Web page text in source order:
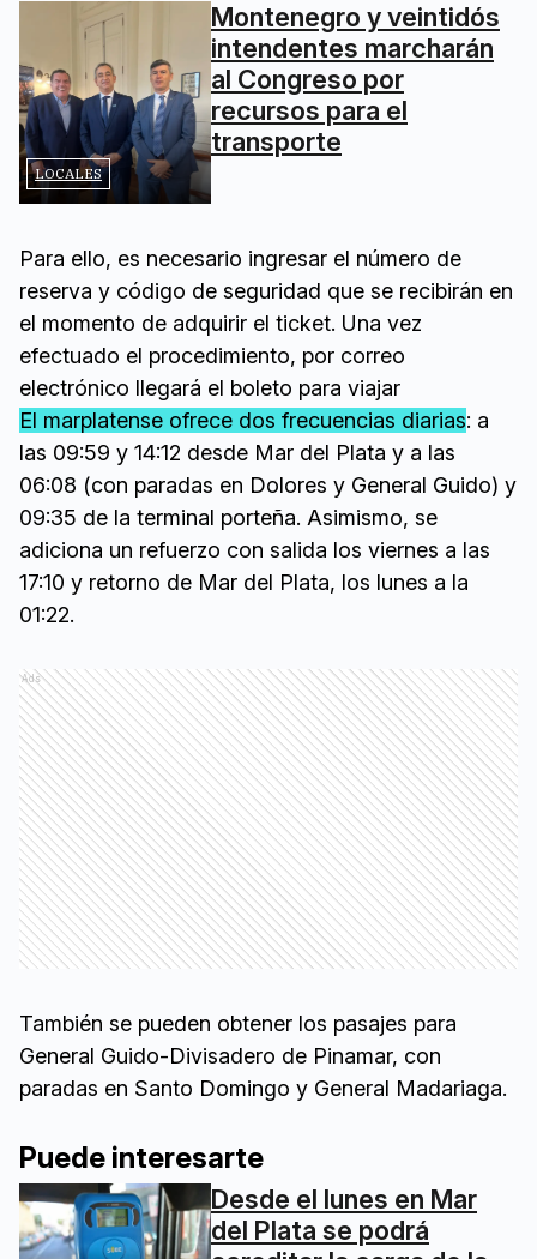
LOCALES
Montenegro y veintidós
intendentes marcharán
al Congreso por
recursos para el
transporte
Para ello, es necesario ingresar el número de
reserva y código de seguridad que se recibirán en
el momento de adquirir el ticket. Una vez
efectuado el procedimiento, por correo
electrónico llegará el boleto para viajar
El marplatense ofrece dos frecuencias diarias: a
las 09:59 y 14:12 desde Mar del Plata y a las
06:08 (con paradas en Dolores y General Guido) y
09:35 de la terminal porteña. Asimismo, se
adiciona un refuerzo con salida los viernes a las
17:10 y retorno de Mar del Plata, los lunes a la
01:22.
Ads
También se pueden obtener los pasajes para
General Guido-Divisadero de Pinamar, con
paradas en Santo Domingo y General Madariaga.
Puede interesarte
Desde el lunes en Mar
del Plata se podrá